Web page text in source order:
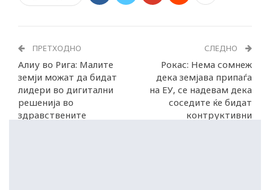
ПРЕТХОДНО
Алиу во Рига: Малите
земји можат да бидат
лидери во дигитални
решенија во
здравствените
СЛЕДНО
Рокас: Нема сомнеж
дека земјава припаѓа
на ЕУ, се надевам дека
соседите ќе бидат
контруктивни